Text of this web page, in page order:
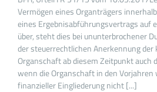
Vermögen eines Organträgers
eines Ergebnisabführungsvertrags auf
über, steht dies bei ununterbrochener
der steuerrechtlichen Anerkennung
Organschaft ab diesem Zeitpunkt auch
wenn die Organschaft in den
finanzieller Eingliederung nicht [...]